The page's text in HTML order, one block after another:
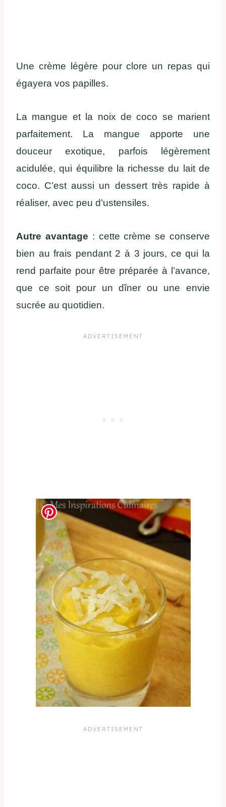
Une crème légère pour clore un repas qui
égayera vos papilles.
La mangue et la noix de coco se marient
parfaitement. La mangue apporte une
douceur exotique, parfois légèrement
acidulée, qui équilibre la richesse du lait de
coco. C’est aussi un dessert très rapide à
réaliser, avec peu d’ustensiles.
Autre avantage : cette crème se conserve
bien au frais pendant 2 à 3 jours, ce qui la
rend parfaite pour être préparée à l’avance,
que ce soit pour un dîner ou une envie
sucrée au quotidien.